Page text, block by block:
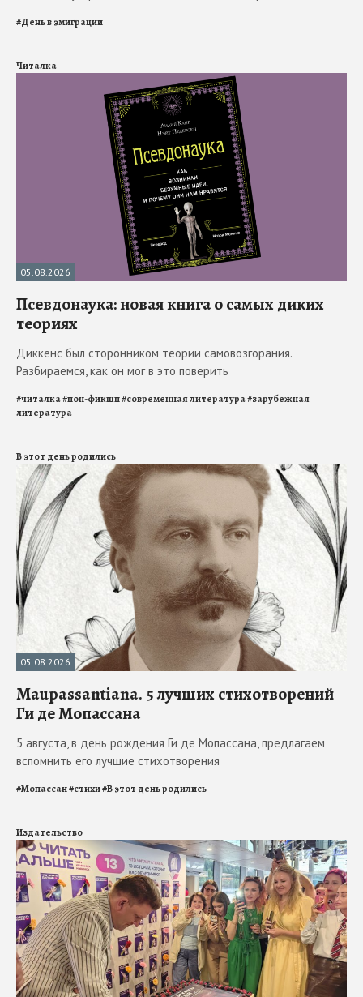
#День в эмиграции
Читалка
05.08.2026
Псевдонаука: новая книга о самых диких
теориях
Диккенс был сторонником теории самовозгорания.
Разбираемся, как он мог в это поверить
#читалка#нон-фикшн#современная литература#зарубежная
литература
В этот день родились
05.08.2026
Maupassantiana. 5 лучших стихотворений
Ги де Мопассана
5 августа, в день рождения Ги де Мопассана, предлагаем
вспомнить его лучшие стихотворения
#Мопассан#стихи#В этот день родились
Издательство